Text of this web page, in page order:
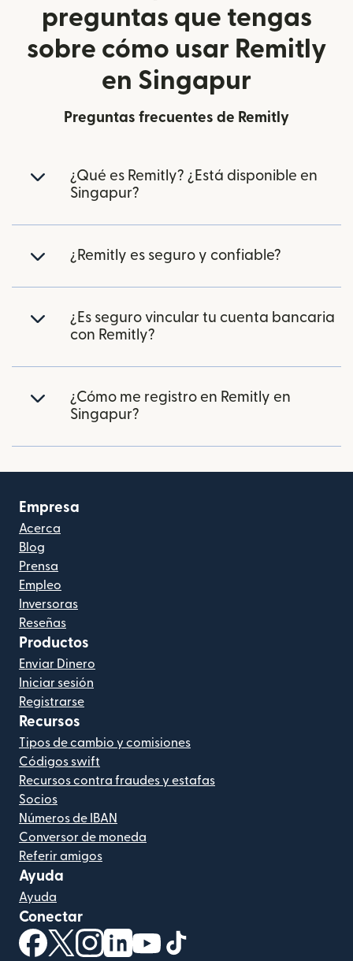
preguntas que tengas
sobre cómo usar Remitly
en Singapur
Preguntas frecuentes de Remitly
¿Qué es Remitly? ¿Está disponible en
Singapur?
¿Remitly es seguro y confiable?
¿Es seguro vincular tu cuenta bancaria
con Remitly?
¿Cómo me registro en Remitly en
Singapur?
Empresa
Acerca
Blog
Prensa
Empleo
Inversoras
Reseñas
Productos
Enviar Dinero
Iniciar sesión
Registrarse
Recursos
Tipos de cambio y comisiones
Códigos swift
Recursos contra fraudes y estafas
Socios
Números de IBAN
Conversor de moneda
Referir amigos
Ayuda
Ayuda
Conectar
(se abre en una ventana nueva)
(se abre en una ventana nueva)
(se abre en una ventana nueva)
(se abre en una ventana nueva)
(se abre en una ventana nueva)